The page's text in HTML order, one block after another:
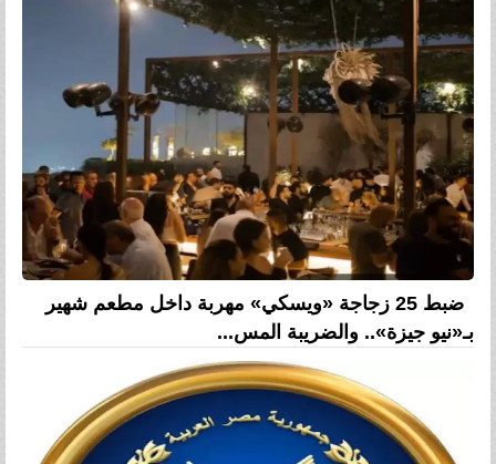
ضبط 25 زجاجة «ويسكي» مهربة داخل مطعم شهير
بـ«نيو جيزة».. والضريبة المس...